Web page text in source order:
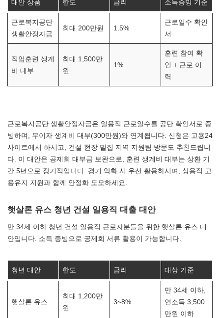
대안 상품 한도 금리 소득증빙 기준
근로복지공단
생활안정자금
최대 200만원 1.5%
근로일수 확인
서
직업훈련 생계
비 대부
최대 1,500만
원
1%
훈련 참여 확
인 + 근로 이
력
근로복지공단 생활안정자금은 일용직 근로일수를 공단 확인서로 증
빙하며, 무이자 생계비 대부(300만원)와 연계됩니다. 신청은 고용24
사이트에서 하시고, 건설 현장 밀집 지역 지원팀 방문도 추천드립니
다. 이 대안은 공제회 대부금 보완으로, 훈련 생계비 대부는 상환 기
간 5년으로 장기적입니다. 경기 악화 시 우선 활용하시며, 상용직 고
용유지 지원과 함께 안정화 도모하세요.
햇살론 유스 청년 건설 일용직 대출 대안
만 34세 이하 청년 건설 일용직 근로자분들을 위한 햇살론 유스 대
안입니다. 소득 증빙으로 공제회 서류 활용이 가능합니다.
청년 대안 한도 금리 대상 기준
햇살론 유스
최대 1,200만
원
3~8%
만 34세 이하,
연소득 3,500
만원 이하